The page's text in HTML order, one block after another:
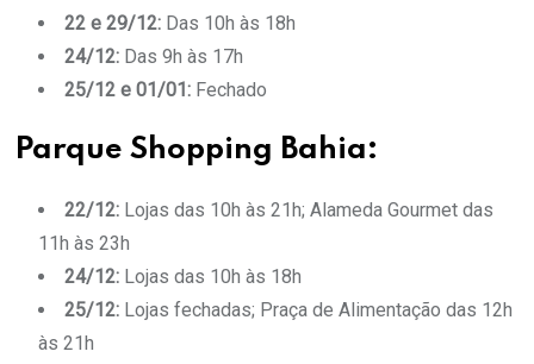
22 e 29/12: Das 10h às 18h
24/12: Das 9h às 17h
25/12 e 01/01: Fechado
Parque Shopping Bahia:
22/12: Lojas das 10h às 21h; Alameda Gourmet das
11h às 23h
24/12: Lojas das 10h às 18h
25/12: Lojas fechadas; Praça de Alimentação das 12h
às 21h